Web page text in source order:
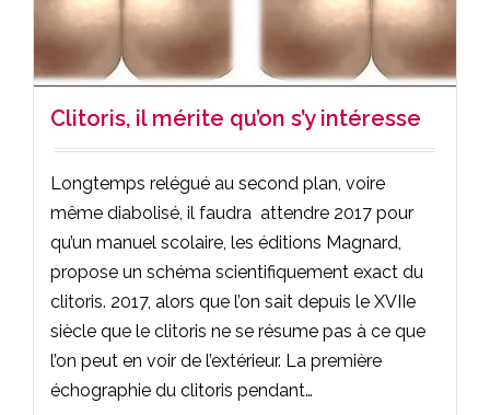
Clitoris, il mérite qu’on s’y intéresse
Longtemps relégué au second plan, voire
même diabolisé, il faudra attendre 2017 pour
qu’un manuel scolaire, les éditions Magnard,
propose un schéma scientifiquement exact du
clitoris. 2017, alors que l’on sait depuis le XVIIe
siècle que le clitoris ne se résume pas à ce que
l’on peut en voir de l’extérieur. La première
échographie du clitoris pendant…